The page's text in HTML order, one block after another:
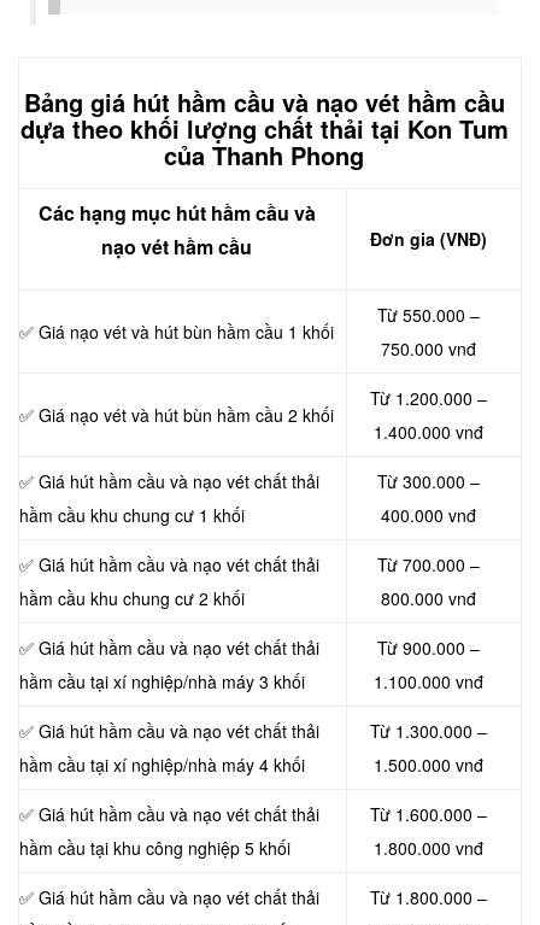
Bảng giá hút hầm cầu và nạo vét hầm cầu
dựa theo khối lượng chất thải tại Kon Tum
của Thanh Phong
Các hạng mục hút hầm cầu và
nạo vét hầm cầu
Đơn gia (VNĐ)
✅ Giá nạo vét và hút bùn hầm cầu 1 khối
Từ 550.000 –
750.000 vnđ
✅ Giá nạo vét và hút bùn hầm cầu 2 khối
Từ 1.200.000 –
1.400.000 vnđ
✅ Giá hút hầm cầu và nạo vét chất thải
hầm cầu khu chung cư 1 khối
Từ 300.000 –
400.000 vnđ
✅ Giá hút hầm cầu và nạo vét chất thải
hầm cầu khu chung cư 2 khối
Từ 700.000 –
800.000 vnđ
✅ Giá hút hầm cầu và nạo vét chất thải
hầm cầu tại xí nghiệp/nhà máy 3 khối
Từ 900.000 –
1.100.000 vnđ
✅ Giá hút hầm cầu và nạo vét chất thải
hầm cầu tại xí nghiệp/nhà máy 4 khối
Từ 1.300.000 –
1.500.000 vnđ
✅ Giá hút hầm cầu và nạo vét chất thải
hầm cầu tại khu công nghiệp 5 khối
Từ 1.600.000 –
1.800.000 vnđ
✅ Giá hút hầm cầu và nạo vét chất thải
Từ 1.800.000 –